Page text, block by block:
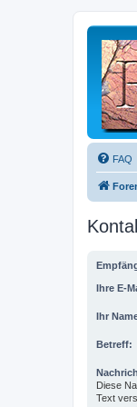
FAQ
Ihre E-
Ihr
Betreff:
Diese
Text